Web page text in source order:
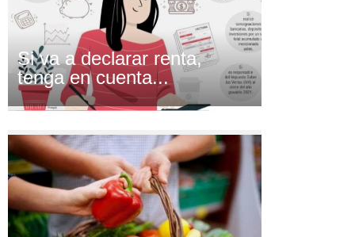
Si va a declarar renta,
tenga en cuenta...